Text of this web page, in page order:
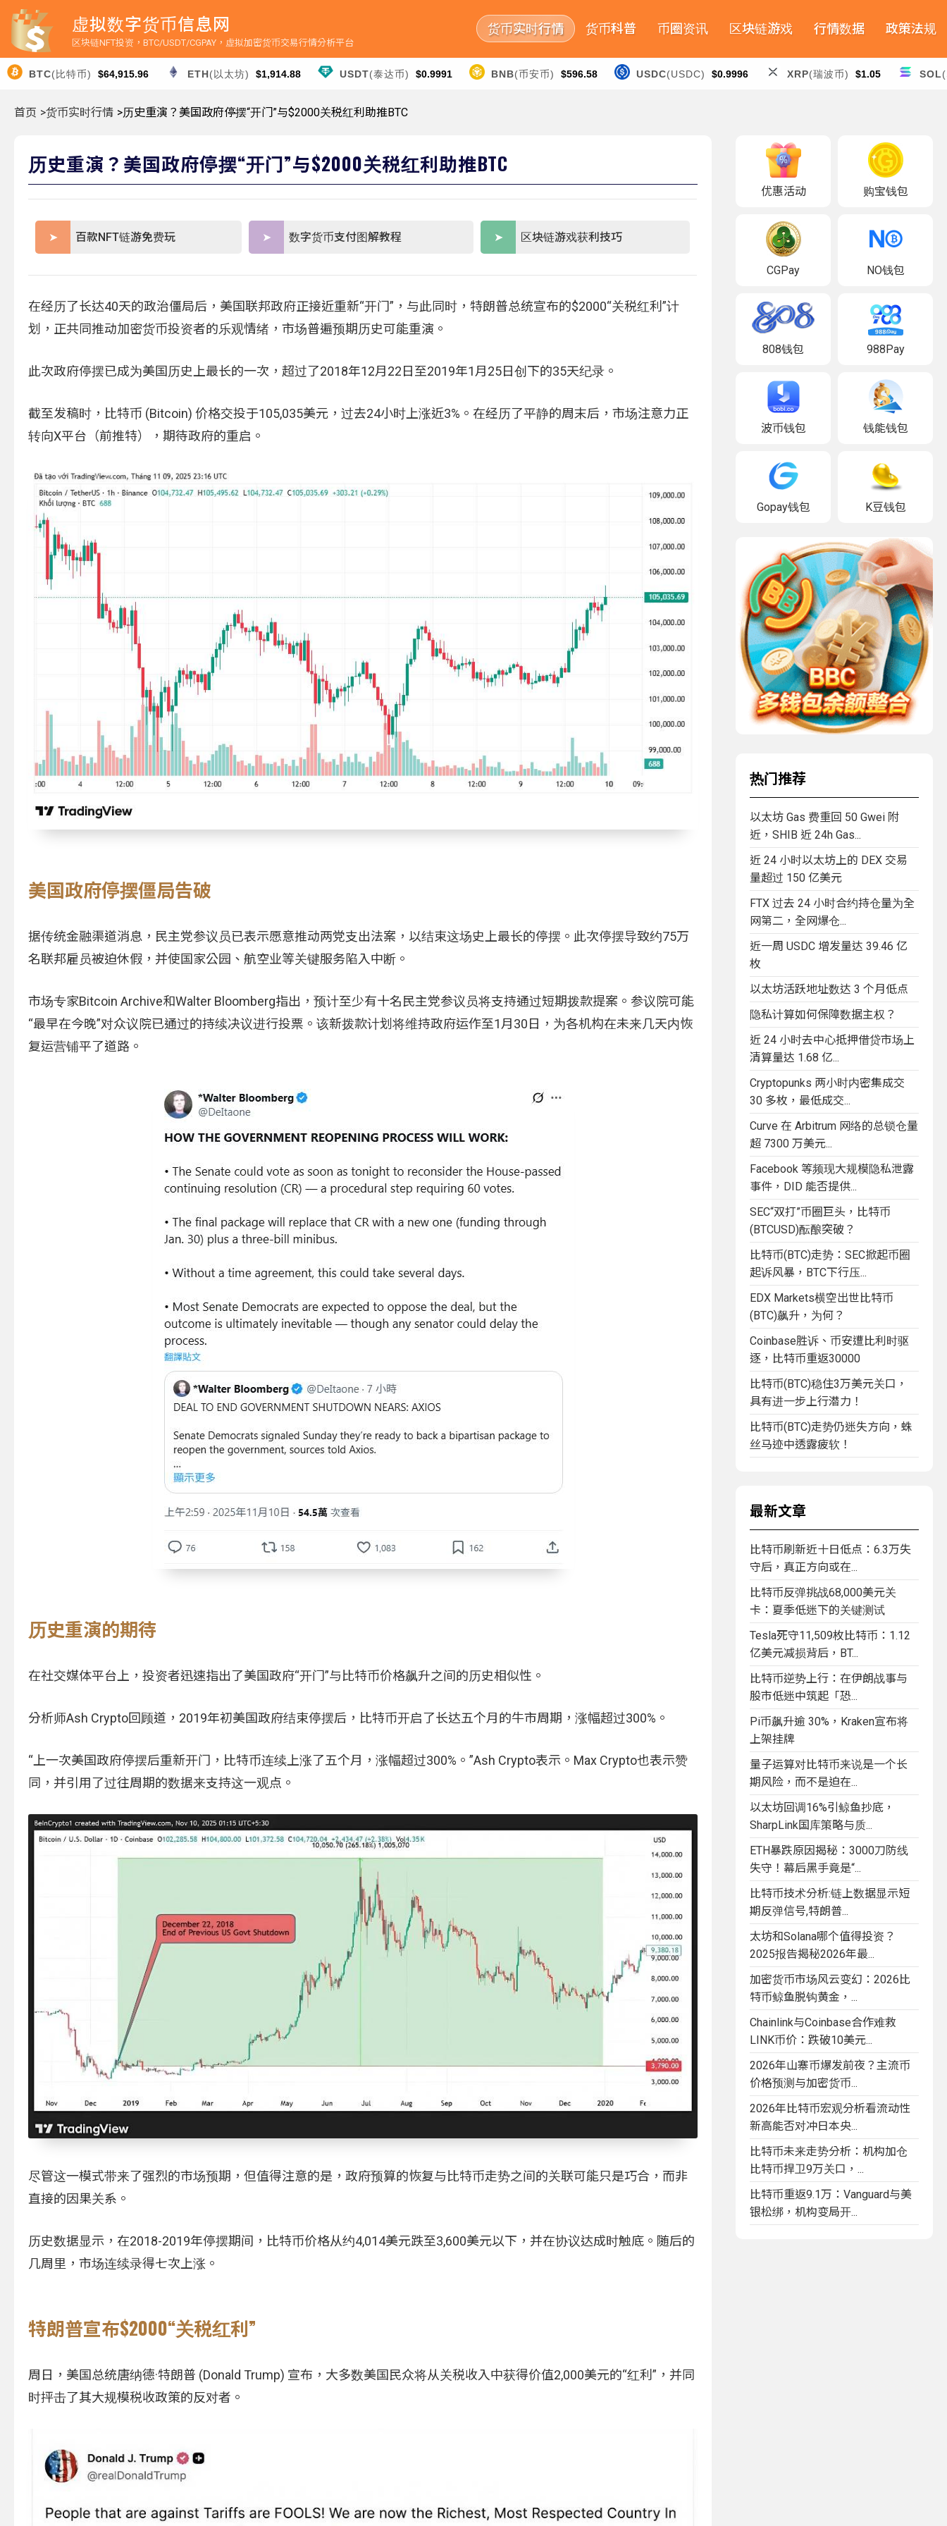
虚拟数字货币信息网
区块链NFT投资，BTC/USDT/CGPAY，虚拟加密货币交易行情分析平台
货币实时行情 货币科普 币圈资讯 区块链游戏 行情数据 政策法规
BTC(比特币) $64,915.96 ETH(以太坊) $1,914.88 USDT(泰达币) $0.9991 BNB(币安币) $596.58 USDC(USDC) $0.9996 XRP(瑞波币) $1.05 SOL
首页 >货币实时行情 >历史重演？美国政府停摆“开门”与$2000关税红利助推BTC
历史重演？美国政府停摆“开门”与$2000关税红利助推BTC
百款NFT链游免费玩 数字货币支付图解教程 区块链游戏获利技巧
在经历了长达40天的政治僵局后，美国联邦政府正接近重新“开门”，与此同时，特朗普总统宣布的$2000“关税红利”计
划，正共同推动加密货币投资者的乐观情绪，市场普遍预期历史可能重演。
此次政府停摆已成为美国历史上最长的一次，超过了2018年12月22日至2019年1月25日创下的35天纪录。
截至发稿时，比特币 (Bitcoin) 价格交投于105,035美元，过去24小时上涨近3%。在经历了平静的周末后，市场注意力正
转向X平台（前推特），期待政府的重启。
美国政府停摆僵局告破
据传统金融渠道消息，民主党参议员已表示愿意推动两党支出法案，以结束这场史上最长的停摆。此次停摆导致约75万
名联邦雇员被迫休假，并使国家公园、航空业等关键服务陷入中断。
市场专家Bitcoin Archive和Walter Bloomberg指出，预计至少有十名民主党参议员将支持通过短期拨款提案。参议院可能
“最早在今晚”对众议院已通过的持续决议进行投票。该新拨款计划将维持政府运作至1月30日，为各机构在未来几天内恢
复运营铺平了道路。
历史重演的期待
在社交媒体平台上，投资者迅速指出了美国政府“开门”与比特币价格飙升之间的历史相似性。
分析师Ash Crypto回顾道，2019年初美国政府结束停摆后，比特币开启了长达五个月的牛市周期，涨幅超过300%。
“上一次美国政府停摆后重新开门，比特币连续上涨了五个月，涨幅超过300%。”Ash Crypto表示。Max Crypto也表示赞
同，并引用了过往周期的数据来支持这一观点。
尽管这一模式带来了强烈的市场预期，但值得注意的是，政府预算的恢复与比特币走势之间的关联可能只是巧合，而非
直接的因果关系。
历史数据显示，在2018-2019年停摆期间，比特币价格从约4,014美元跌至3,600美元以下，并在协议达成时触底。随后的
几周里，市场连续录得七次上涨。
特朗普宣布$2000“关税红利”
周日，美国总统唐纳德·特朗普 (Donald Trump) 宣布，大多数美国民众将从关税收入中获得价值2,000美元的“红利”，并同
时抨击了其大规模税收政策的反对者。
优惠活动 购宝钱包
CGPay NO钱包
808钱包 988Pay
波币钱包 钱能钱包
Gopay钱包 K豆钱包
热门推荐
以太坊 Gas 费重回 50 Gwei 附
近，SHIB 近 24h Gas...
近 24 小时以太坊上的 DEX 交易
量超过 150 亿美元
FTX 过去 24 小时合约持仓量为全
网第二，全网爆仓...
近一周 USDC 增发量达 39.46 亿
枚
以太坊活跃地址数达 3 个月低点
隐私计算如何保障数据主权？
近 24 小时去中心抵押借贷市场上
清算量达 1.68 亿...
Cryptopunks 两小时内密集成交
30 多枚，最低成交...
Curve 在 Arbitrum 网络的总锁仓量
超 7300 万美元...
Facebook 等频现大规模隐私泄露
事件，DID 能否提供...
SEC“双打”币圈巨头，比特币
(BTCUSD)酝酿突破？
比特币(BTC)走势：SEC掀起币圈
起诉风暴，BTC下行压...
EDX Markets横空出世比特币
(BTC)飙升，为何？
Coinbase胜诉、币安遭比利时驱
逐，比特币重返30000
比特币(BTC)稳住3万美元关口，
具有进一步上行潜力！
比特币(BTC)走势仍迷失方向，蛛
丝马迹中透露疲软！
最新文章
比特币刷新近十日低点：6.3万失
守后，真正方向或在...
比特币反弹挑战68,000美元关
卡：夏季低迷下的关键测试
Tesla死守11,509枚比特币：1.12
亿美元减损背后，BT...
比特币逆势上行：在伊朗战事与
股市低迷中筑起「恐...
Pi币飙升逾 30%，Kraken宣布将
上架挂牌
量子运算对比特币来说是一个长
期风险，而不是迫在...
以太坊回调16%引鲸鱼抄底，
SharpLink国库策略与质...
ETH暴跌原因揭秘：3000刀防线
失守！幕后黑手竟是“...
比特币技术分析:链上数据显示短
期反弹信号,特朗普...
太坊和Solana哪个值得投资？
2025报告揭秘2026年最...
加密货币市场风云变幻：2026比
特币鲸鱼脱钩黄金，...
Chainlink与Coinbase合作难救
LINK币价：跌破10美元...
2026年山寨币爆发前夜？主流币
价格预测与加密货币...
2026年比特币宏观分析看流动性
新高能否对冲日本央...
比特币未来走势分析：机构加仓
比特币捍卫9万关口，...
比特币重返9.1万：Vanguard与美
银松绑，机构变局开...